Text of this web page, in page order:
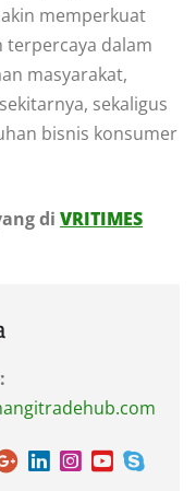
memperkuat
terpercaya dalam
masyarakat,
sekaligus
bisnis konsumer
di VRITIMES